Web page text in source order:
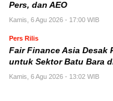
Pers, dan AEO
Kamis, 6 Agu 2026 - 17:00 WIB
Pers Rilis
Fair Finance Asia Desak
untuk Sektor Batu Bara
Kamis, 6 Agu 2026 - 13:02 WIB